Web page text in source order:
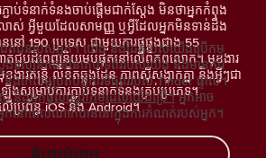
ជាប់ទំនាក់ទំនងចាប់ផ្តើមជាក់ស្តែង មិនថាអ្នកកំពុង
ាស់ អ្វីមួយដែលសាមញ្ញ ឬអ្វីដែលអ្នកមិនទាន់ដឹង
190 ប្រទេស ជាមួយការផ្គូផ្គងជាង 55
ណាត់ជួបដ៏ពេញនិយមបំផុតនៅលើពិភពលោក។ មុខងារ
ារតន្រ្តី លិខិតឆ្លងដែន ភាពស៊ីសង្វាក់គ្នា និងអ្វីៗជា
ើងសម្រាប់ការភ្ជាប់ទំនាក់ទំនងគ្រប់ប្រភេទ។
ប្រព័ន្ធ iOS និង Android។
ឯកជនរបស់អ្នក។ យើង និងដៃគូរបស់យើងប្រើកម្ម
ទង់ទស្សនិកជននៃគេហទំព័ររបស់យើង និងមានការ
ងកែលម្អប្រតិបត្តិការទីផ្សាររបស់ Tinder ផ្ទាល់។
ងអ្នកផ្តល់សេវាកម្មដែលយើងប្រើ។ អ្នកអាច
កនៅពេលណាក៏បាននៅក្នុងការកំណត់របស់អ្នក។